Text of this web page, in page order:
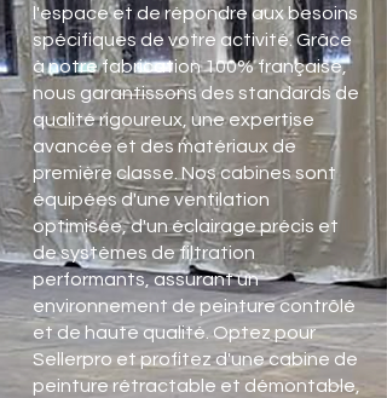
l'espace et de répondre aux besoins
spécifiques de votre activité. Grâce
à notre fabrication 100% française,
nous garantissons des standards de
qualité rigoureux, une expertise
avancée et des matériaux de
première classe. Nos cabines sont
équipées d'une ventilation
optimisée, d'un éclairage précis et
de systèmes de filtration
performants, assurant un
environnement de peinture contrôlé
et de haute qualité. Optez pour
Sellerpro et profitez d'une cabine de
peinture rétractable et démontable,